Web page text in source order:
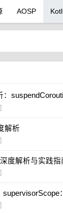
AOSP
：
解析
度解析与实践指
supervisorScope